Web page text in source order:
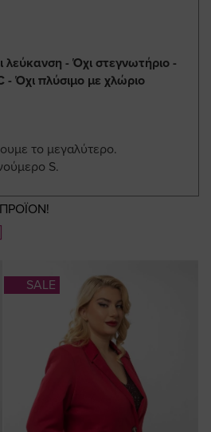
λεύκανση - Όχι στεγνωτήριο -
- Όχι πλύσιμο με χλώριο
το μεγαλύτερο.
S.
SALE